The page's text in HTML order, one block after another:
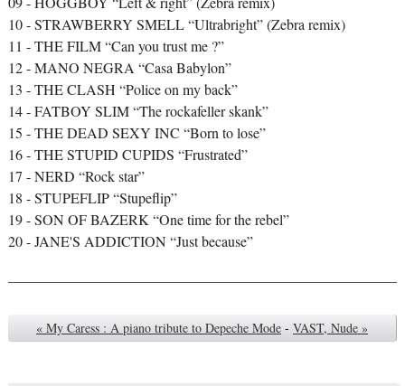
10 - STRAWBERRY SMELL “Ultrabright” (Zebra remix)
11 - THE FILM “Can you trust me ?”
12 - MANO NEGRA “Casa Babylon”
13 - THE CLASH “Police on my back”
14 - FATBOY SLIM “The rockafeller skank”
15 - THE DEAD SEXY INC “Born to lose”
16 - THE STUPID CUPIDS “Frustrated”
17 - NERD “Rock star”
18 - STUPEFLIP “Stupeflip”
19 - SON OF BAZERK “One time for the rebel”
20 - JANE'S ADDICTION “Just because”
« My Caress : A piano tribute to Depeche Mode - VAST, Nude »